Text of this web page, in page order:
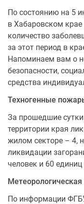
По состоянию на 5
в Хабаровском крае
количество
за этот период в
Напоминаем вам о
безопасности,
средства
Техногенные
За прошедшие
территории края
жилом секторе – 4,
ликвидации
человек и 60 единиц
Метеорологическая
По информации